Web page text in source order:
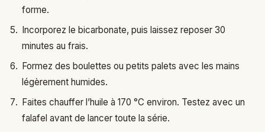
forme.
Incorporez le bicarbonate, puis laissez reposer 30
minutes au frais.
Formez des boulettes ou petits palets avec les mains
légèrement humides.
Faites chauffer l’huile à 170 °C environ. Testez avec un
falafel avant de lancer toute la série.